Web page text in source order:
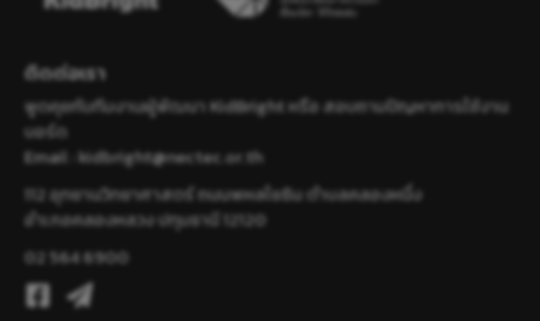
ติดต่อเรา
พูดคุยกับทีมงานผู้พัฒนา KidBright หรือ สอบถามปัญหาการใช้งาน
บอร์ด
Email : kidbright@nectec.or.th
112 อุทยานวิทยาศาสตร์ ถนนพหลโยธิน ตำบลคลองหนึ่ง
อำเภอคลองหลวง ปทุมธานี 12120
02 564 6900